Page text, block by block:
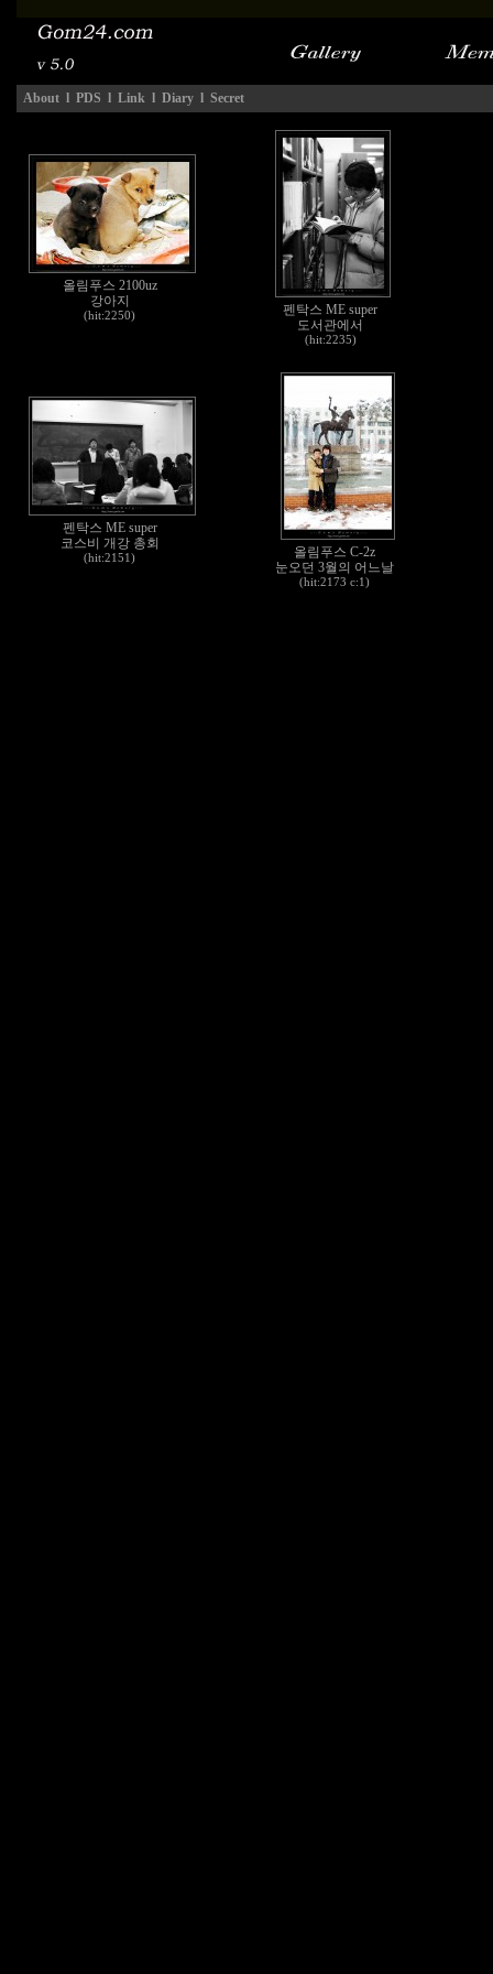
About l PDS l Link l Diary l Secret
올림푸스 2100uz
강아지
(hit:2250)
펜탁스 ME super
도서관에서
(hit:2235)
펜탁스 ME super
코스비 개강 총회
(hit:2151)
올림푸스 C-2z
눈오던 3월의 어느날
(hit:2173 c:1)